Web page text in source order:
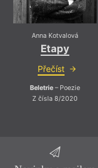
Anna Kotvalová
Etapy
Přečíst
Beletrie – Poezie
Z čísla 8/2020